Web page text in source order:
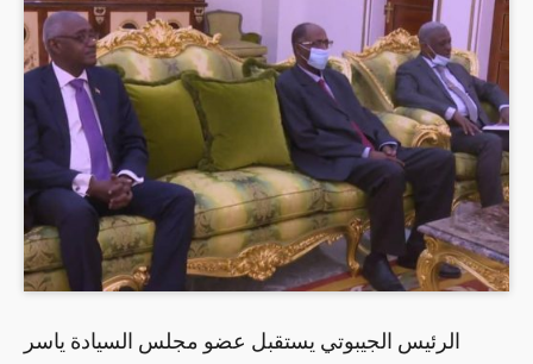
الرئيس الجيبوتي يستقبل عضو مجلس السيادة ياسر